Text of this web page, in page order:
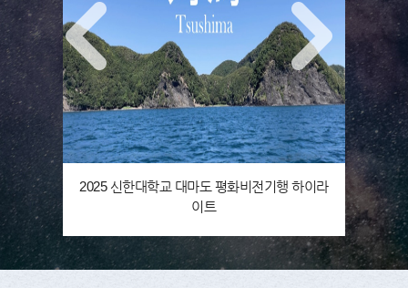
2025 신한대학교 대마도 평화비전기행 하이라
이트